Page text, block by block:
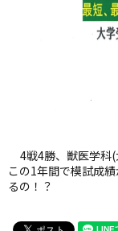
4戦4勝、獣医学科
この1年間で模試成
るの！？